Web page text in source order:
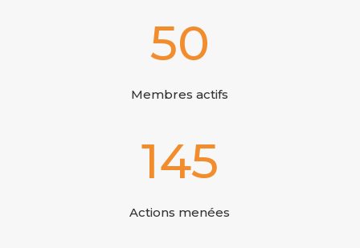
50
Membres actifs
145
Actions menées